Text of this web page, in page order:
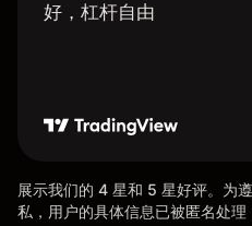
好，杠杆自由
展示我们的 4 星和 5 星好评。为
私，用户的具体信息已被匿名处理